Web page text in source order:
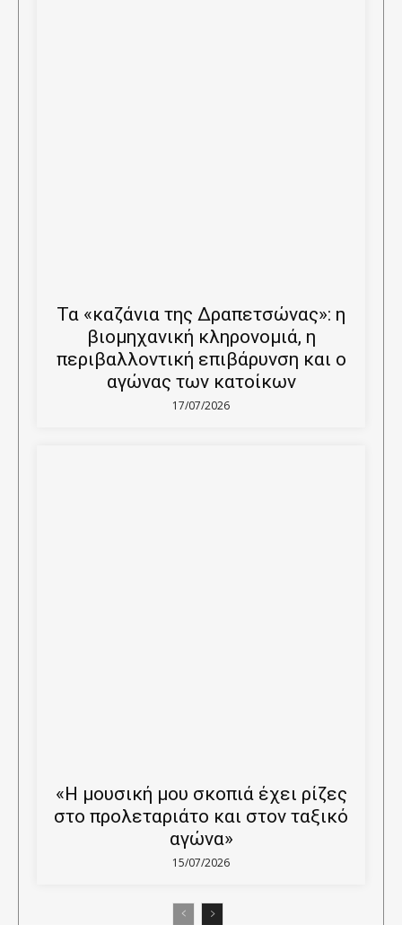
Τα «καζάνια της Δραπετσώνας»: η
βιομηχανική κληρονομιά, η
περιβαλλοντική επιβάρυνση και ο
αγώνας των κατοίκων
17/07/2026
«Η μουσική μου σκοπιά έχει ρίζες
στο προλεταριάτο και στον ταξικό
αγώνα»
15/07/2026